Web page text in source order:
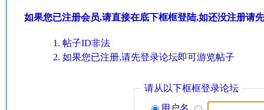
如果您已注册会员,请直接在底下框框登陆,如还没注册请
帖子ID非法
如果您已注册,请先登录论坛即可游览帖子
请从以下框框登录论坛
用户名